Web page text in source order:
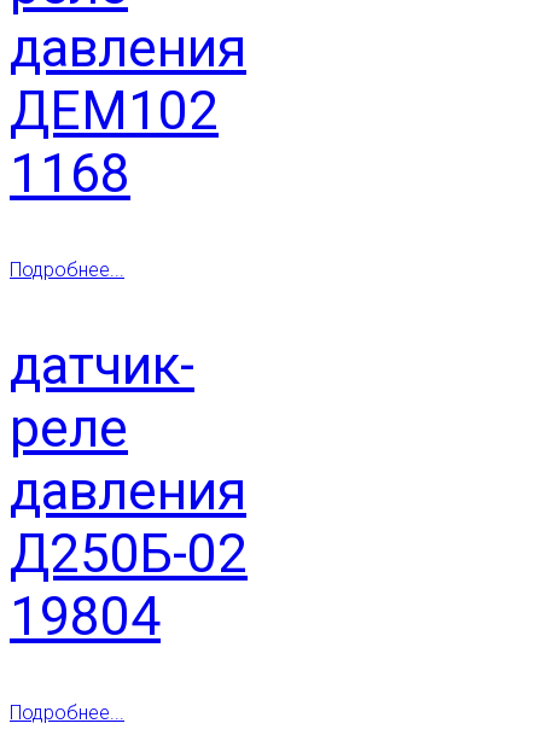
давления
ДЕМ102
1168
Подробнее...
датчик-
реле
давления
Д250Б-02
19804
Подробнее...